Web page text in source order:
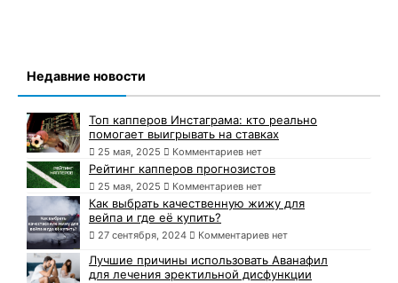
Недавние новости
Топ капперов Инстаграма: кто реально
помогает выигрывать на ставках
25 мая, 2025 Комментариев нет
Рейтинг капперов прогнозистов
25 мая, 2025 Комментариев нет
Как выбрать качественную жижу для
вейпа и где её купить?
27 сентября, 2024 Комментариев нет
Лучшие причины использовать Аванафил
для лечения эректильной дисфункции